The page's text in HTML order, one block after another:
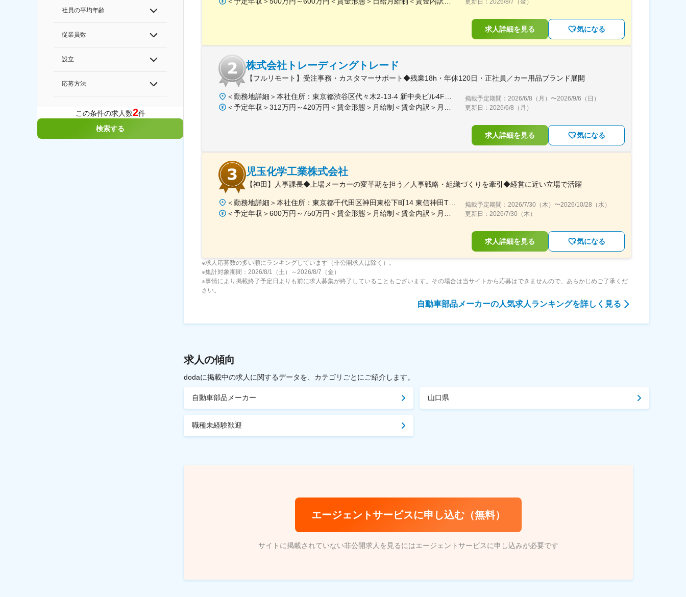
社員の平均年齢
従業員数
設立
応募方法
この条件の求人数2件
検索する
求人詳細を見る 気になる
株式会社トレーディングトレード
【フルリモート】受注事務・カスタマーサポート◆残業18h・年休120日・正社員／カー用品ブランド展開
掲載予定期間： 2026/6/8（月） 〜2026/9/6（日）
更新日： 2026/6/8（月）
求人詳細を見る 気になる
児玉化学工業株式会社
【神田】人事課長◆上場メーカーの変革期を担う／人事戦略・組織づくりを牽引◆経営に近い立場で活躍
掲載予定期間： 2026/7/30（木） 〜2026/10/28（水）
更新日： 2026/7/30（木）
求人詳細を見る 気になる
※求人応募数の多い順にランキングしています（非公開求人は除く）。
※集計対象期間：2026/8/1（土）～2026/8/7（金）
※事情により掲載終了予定日よりも前に求人募集が終了していることもございます。その場合は当サイトから応募はできませんので、あらかじめご了承くだ
さい。
自動車部品メーカーの人気求人ランキングを詳しく見る
求人の傾向
dodaに掲載中の求人に関するデータを、カテゴリごとにご紹介します。
自動車部品メーカー 山口県
職種未経験歓迎
エージェントサービスに申し込む（無料）
サイトに掲載されていない非公開求人を見るにはエージェントサービスに申し込みが必要です